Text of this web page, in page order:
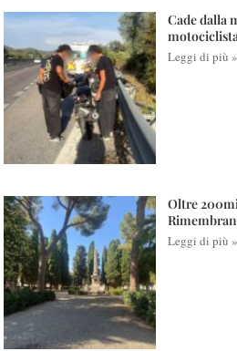
Cade dalla
Leggi di più »
Oltre
Leggi di più »